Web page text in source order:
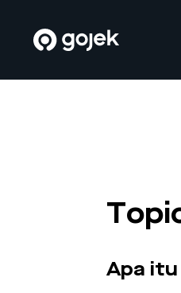
Apa itu